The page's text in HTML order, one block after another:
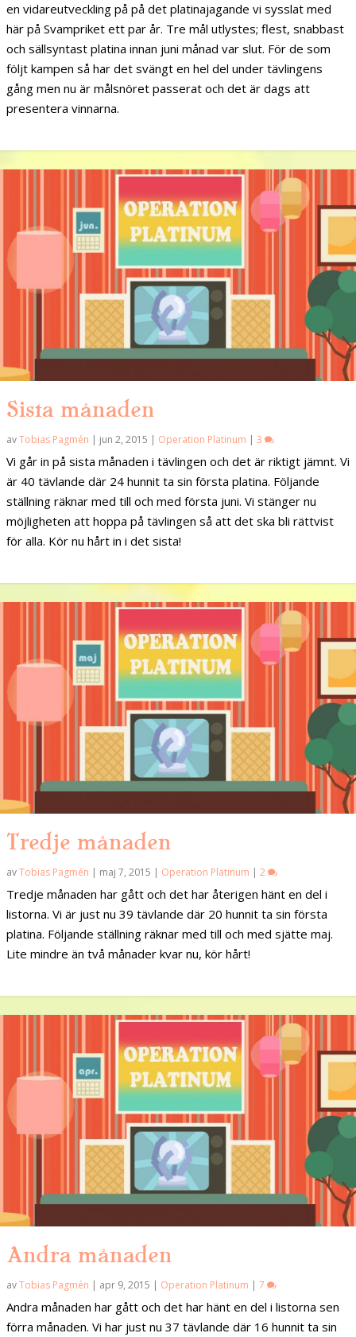
en vidareutveckling på på det platinajagande vi sysslat med
här på Svampriket ett par år. Tre mål utlystes; flest, snabbast
och sällsyntast platina innan juni månad var slut. För de som
följt kampen så har det svängt en hel del under tävlingens
gång men nu är målsnöret passerat och det är dags att
presentera vinnarna.
Sista månaden
avTobias Pagmén | jun 2, 2015 | Operation Platinum | 3
Vi går in på sista månaden i tävlingen och det är riktigt jämnt. Vi
är 40 tävlande där 24 hunnit ta sin första platina. Följande
ställning räknar med till och med första juni. Vi stänger nu
möjligheten att hoppa på tävlingen så att det ska bli rättvist
för alla. Kör nu hårt in i det sista!
Tredje månaden
avTobias Pagmén | maj 7, 2015 | Operation Platinum | 2
Tredje månaden har gått och det har återigen hänt en del i
listorna. Vi är just nu 39 tävlande där 20 hunnit ta sin första
platina. Följande ställning räknar med till och med sjätte maj.
Lite mindre än två månader kvar nu, kör hårt!
Andra månaden
avTobias Pagmén | apr 9, 2015 | Operation Platinum | 7
Andra månaden har gått och det har hänt en del i listorna sen
förra månaden. Vi har just nu 37 tävlande där 16 hunnit ta sin